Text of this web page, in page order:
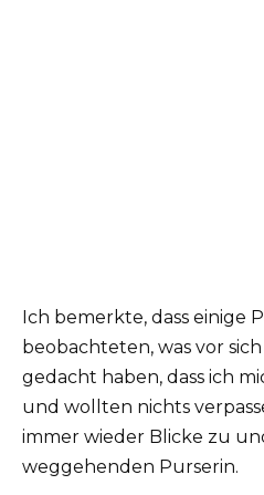
Ich bemerkte, dass einige
beobachteten, was vor
gedacht haben, dass ich
und wollten nichts
immer wieder Blicke zu
weggehenden Purserin.